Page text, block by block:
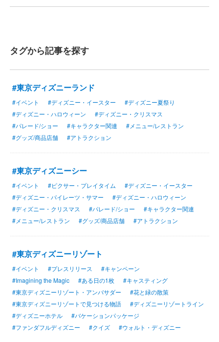
タグから記事を探す
#東京ディズニーランド
#イベント #ディズニー・イースター
#ディズニー夏祭り
#ディズニー・ハロウィーン
#ディズニー・クリスマス
#パレード/ショー
#キャラクター関連
#メニュー/レストラン
#グッズ/商品店舗
#アトラクション
#東京ディズニーシー
#イベント #ピクサー・プレイタイム
#ディズニー・イースター
#ディズニー・パイレーツ・サマー
#ディズニー・ハロウィーン
#ディズニー・クリスマス
#パレード/ショー
#キャラクター関連
#メニュー/レストラン
#グッズ/商品店舗 #アトラクション
#東京ディズニーリゾート
#イベント #プレスリリース
#キャンペーン
#Imagining the Magic
#ある日の1枚
#キャスティング
#東京ディズニーリゾート・アンバサダー
#花と緑の散策
#東京ディズニーリゾートで見つける物語
#ディズニーリゾートライン
#ディズニーホテル
#バケーションパッケージ
#ファンダフルディズニー
#クイズ #ウォルト・ディズニー